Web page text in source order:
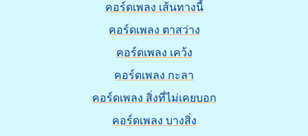
คอร์ดเพลง เส้นทางนี้
คอร์ดเพลง ตาสว่าง
คอร์ดเพลง เคว้ง
คอร์ดเพลง กะลา
คอร์ดเพลง สิ่งที่ไม่เคยบอก
คอร์ดเพลง บางสิ่ง